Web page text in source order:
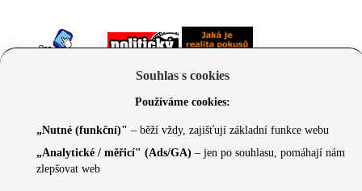
© 2026 Czechcore.cz | Scripted by Sonic (
Souhlas s cookies
Používáme cookies:
„Nutné (funkční)" – běží vždy, zajišťují základní funkce webu
„Analytické / měřicí" (Ads/GA) – jen po souhlasu, pomáhají nám
zlepšovat web